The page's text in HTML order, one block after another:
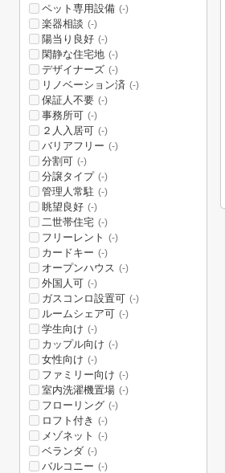
ペット専用設備 (-)
楽器相談 (-)
陽当り良好 (-)
閑静な住宅地 (-)
デザイナーズ (-)
リノベーション済 (-)
保証人不要 (-)
事務所可 (-)
２人入居可 (-)
バリアフリー (-)
分割可 (-)
分譲タイプ (-)
管理人常駐 (-)
眺望良好 (-)
二世帯住宅 (-)
フリーレント (-)
カードキー (-)
オープンハウス (-)
外国人可 (-)
ガスコンロ設置可 (-)
ルームシェア可 (-)
学生向け (-)
カップル向け (-)
女性向け (-)
ファミリー向け (-)
室内洗濯機置場 (-)
フローリング (-)
ロフト付き (-)
メゾネット (-)
ベランダ (-)
バルコニー (-)